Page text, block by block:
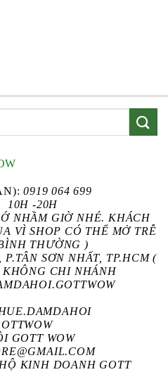
0919 064 699
10H -20H
NHẦM GIỜ NHÉ. KHÁCH
VÌ SHOP CÓ THỂ MỞ TRỄ
THƯỜNG )
P.TÂN SƠN NHẤT, TP.HCM (
KHÔNG CHI NHÁNH
GOTT WOW
KINH DOANH GOTT